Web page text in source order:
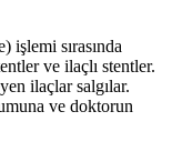
işlemi sırasında
ve ilaçlı stentler.
ilaçlar salgılar.
ve doktorun